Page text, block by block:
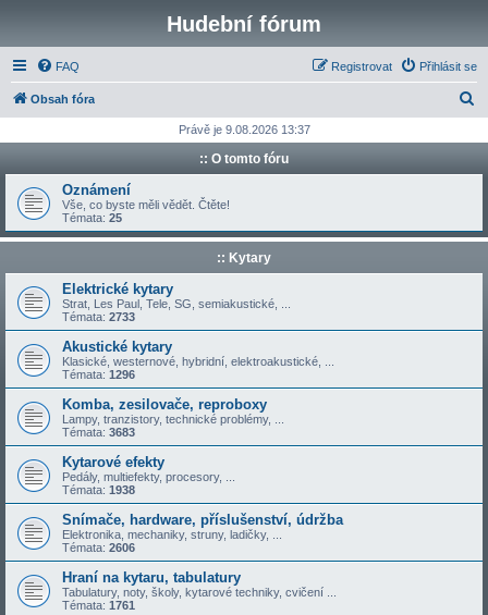
Hudební fórum
FAQ Přihlásit se
Registrovat
Obsah fóra
d
t
Právě je 9.08.2026 13:37
:: O tomto fóru
Oznámení
Vše, co byste měli vědět. Čtěte!
Témata: 25
:: Kytary
Elektrické kytary
Strat, Les Paul, Tele, SG, semiakustické, ...
Témata: 2733
Akustické kytary
Klasické, westernové, hybridní, elektroakustické, ...
Témata: 1296
Komba, zesilovače, reproboxy
Lampy, tranzistory, technické problémy, ...
Témata: 3683
Kytarové efekty
Pedály, multiefekty, procesory, ...
Témata: 1938
Snímače, hardware, příslušenství, údržba
Elektronika, mechaniky, struny, ladičky, ...
Témata: 2606
Hraní na kytaru, tabulatury
Tabulatury, noty, školy, kytarové techniky, cvičení ...
Témata: 1761